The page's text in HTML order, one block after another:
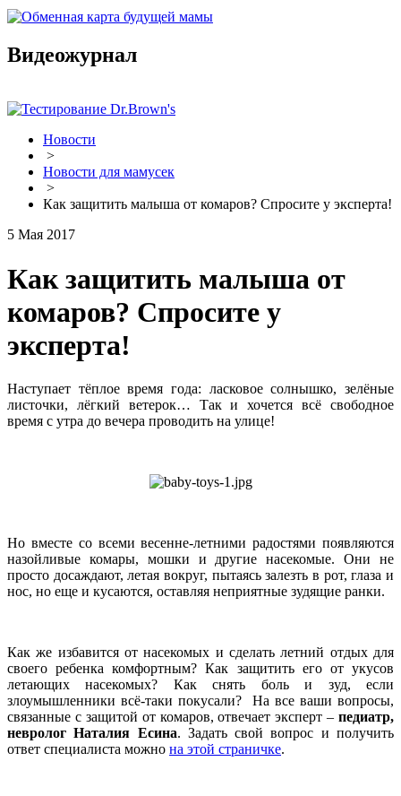
Видеожурнал
Новости
>
Новости для мамусек
>
Как защитить малыша от комаров? Спросите у эксперта!
5 Мая 2017
Как защитить малыша от
комаров? Спросите у
эксперта!
Наступает тёплое время года: ласковое солнышко, зелёные
листочки, лёгкий ветерок… Так и хочется всё свободное
время с утра до вечера проводить на улице!
Но вместе со всеми весенне-летними радостями появляются
назойливые комары, мошки и другие насекомые. Они не
просто досаждают, летая вокруг, пытаясь залезть в рот, глаза и
нос, но еще и кусаются, оставляя неприятные зудящие ранки.
Как же избавится от насекомых и сделать летний отдых для
своего ребенка комфортным? Как защитить его от укусов
летающих насекомых? Как снять боль и зуд, если
злоумышленники всё-таки покусали? На все ваши вопросы,
связанные с защитой от комаров, отвечает эксперт – педиатр,
невролог Наталия Есина. Задать свой вопрос и получить
ответ специалиста можно на этой страничке.